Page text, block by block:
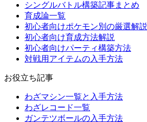
シングルバトル構築記事まとめ
育成論一覧
初心者向けポケモン別の厳選解説
初心者向け育成方法解説
初心者向けパーティ構築方法
対戦用アイテムの入手方法
お役立ち記事
わざマシン一覧と入手方法
わざレコード一覧
ガンテツボールの入手方法